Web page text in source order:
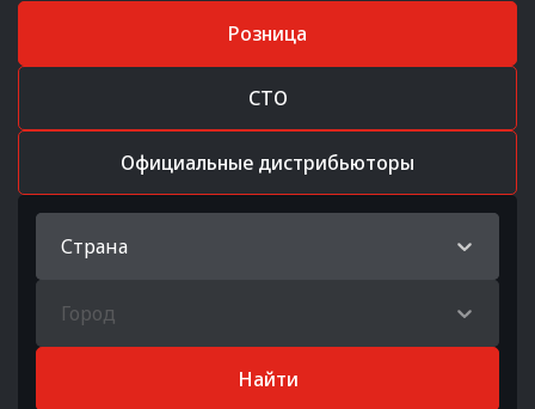
Розница
СТО
Официальные дистрибьюторы
Страна
Город
Найти